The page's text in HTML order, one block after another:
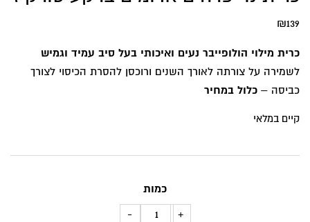
₪139
כרית מילוי הולופייבר נעים ואיכותי בעל סיב עמיד וגמיש
לשמירה על צורתה לאורך השנים ורוכסן להסרת הכיסוי לצורך
כביסה – כלול במחיר
קיים במלאי
כמות
+
כמות
-